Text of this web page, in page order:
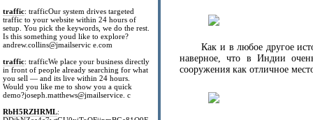
traffic: trafficOur system drives targeted
traffic to your website within 24 hours of
setup. You pick the keywords, we do the rest.
Is this something youd like to explore?
andrew.collins@jmailservic e.com
traffic: trafficWe place your business directly
in front of people already searching for what
you sell — and its live within 24 hours.
Would you like me to show you a quick
demo?joseph.matthews@jmailservice. c
RbH5RZHRML:
Как и в любое другое
наверное, что в Индии
сооружения как отличное